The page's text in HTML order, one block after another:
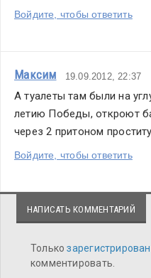
Войдите, чтобы ответить
Максим 19.09.2012, 22:37
А туалеты там были на
летию Победы, откроют
через 2 притоном
Войдите, чтобы ответить
НАПИСАТЬ КОММЕНТАРИЙ
Только
комментировать.